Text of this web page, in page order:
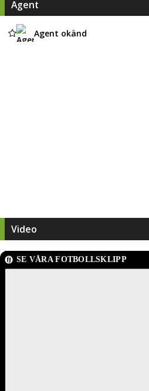
Agent
Agent okänd
Video
SE VÅRA FOTBOLLSKLIPP